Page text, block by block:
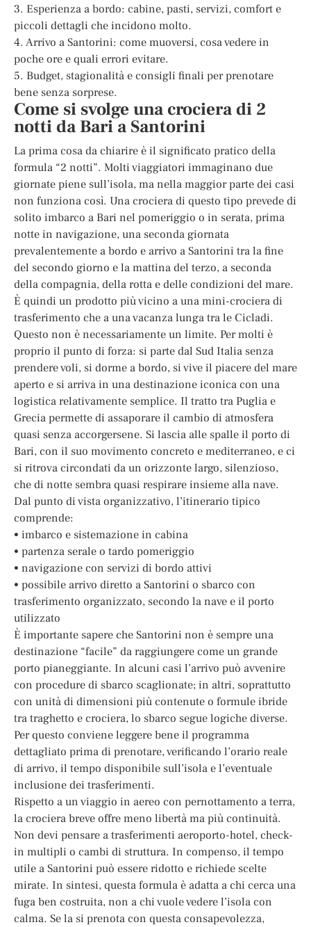
3. Esperienza a bordo: cabine, pasti, servizi, comfort e
piccoli dettagli che incidono molto.
4. Arrivo a Santorini: come muoversi, cosa vedere in
poche ore e quali errori evitare.
5. Budget, stagionalità e consigli finali per prenotare
bene senza sorprese.
Come si svolge una crociera di 2
notti da Bari a Santorini
La prima cosa da chiarire è il significato pratico della
formula “2 notti”. Molti viaggiatori immaginano due
giornate piene sull’isola, ma nella maggior parte dei casi
non funziona così. Una crociera di questo tipo prevede di
solito imbarco a Bari nel pomeriggio o in serata, prima
notte in navigazione, una seconda giornata
prevalentemente a bordo e arrivo a Santorini tra la fine
del secondo giorno e la mattina del terzo, a seconda
della compagnia, della rotta e delle condizioni del mare.
È quindi un prodotto più vicino a una mini-crociera di
trasferimento che a una vacanza lunga tra le Cicladi.
Questo non è necessariamente un limite. Per molti è
proprio il punto di forza: si parte dal Sud Italia senza
prendere voli, si dorme a bordo, si vive il piacere del mare
aperto e si arriva in una destinazione iconica con una
logistica relativamente semplice. Il tratto tra Puglia e
Grecia permette di assaporare il cambio di atmosfera
quasi senza accorgersene. Si lascia alle spalle il porto di
Bari, con il suo movimento concreto e mediterraneo, e ci
si ritrova circondati da un orizzonte largo, silenzioso,
che di notte sembra quasi respirare insieme alla nave.
Dal punto di vista organizzativo, l’itinerario tipico
comprende:
• imbarco e sistemazione in cabina
• partenza serale o tardo pomeriggio
• navigazione con servizi di bordo attivi
• possibile arrivo diretto a Santorini o sbarco con
trasferimento organizzato, secondo la nave e il porto
utilizzato
È importante sapere che Santorini non è sempre una
destinazione “facile” da raggiungere come un grande
porto pianeggiante. In alcuni casi l’arrivo può avvenire
con procedure di sbarco scaglionate; in altri, soprattutto
con unità di dimensioni più contenute o formule ibride
tra traghetto e crociera, lo sbarco segue logiche diverse.
Per questo conviene leggere bene il programma
dettagliato prima di prenotare, verificando l’orario reale
di arrivo, il tempo disponibile sull’isola e l’eventuale
inclusione dei trasferimenti.
Rispetto a un viaggio in aereo con pernottamento a terra,
la crociera breve offre meno libertà ma più continuità.
Non devi pensare a trasferimenti aeroporto-hotel, check-
in multipli o cambi di struttura. In compenso, il tempo
utile a Santorini può essere ridotto e richiede scelte
mirate. In sintesi, questa formula è adatta a chi cerca una
fuga ben costruita, non a chi vuole vedere l’isola con
calma. Se la si prenota con questa consapevolezza,